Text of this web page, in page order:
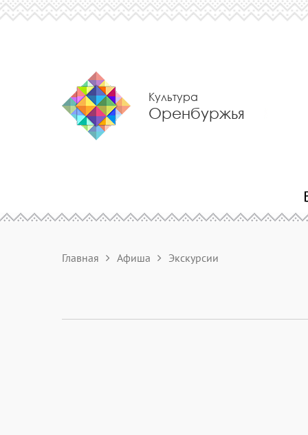
Культура
Оренбуржья
Главная Афиша Экскурсии